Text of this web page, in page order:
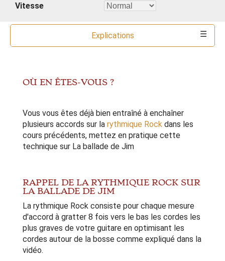
Vitesse
Explications
OÙ EN ÊTES-VOUS ?
Vous vous êtes déjà bien entraîné à enchaîner
plusieurs accords sur la rythmique Rock dans les
cours précédents, mettez en pratique cette
technique sur La ballade de Jim
RAPPEL DE LA RYTHMIQUE ROCK SUR
LA BALLADE DE JIM
La rythmique Rock consiste pour chaque mesure
d'accord à gratter 8 fois vers le bas les cordes les
plus graves de votre guitare en optimisant les
cordes autour de la bosse comme expliqué dans la
vidéo.